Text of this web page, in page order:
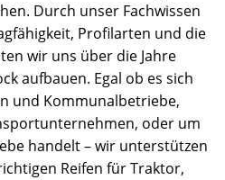
Durch unser Fachwissen
Profilarten und die
wir uns über die Jahre
aufbauen. Egal ob es sich
und Kommunalbetriebe,
oder um
handelt – wir unterstützen
Reifen für Traktor,